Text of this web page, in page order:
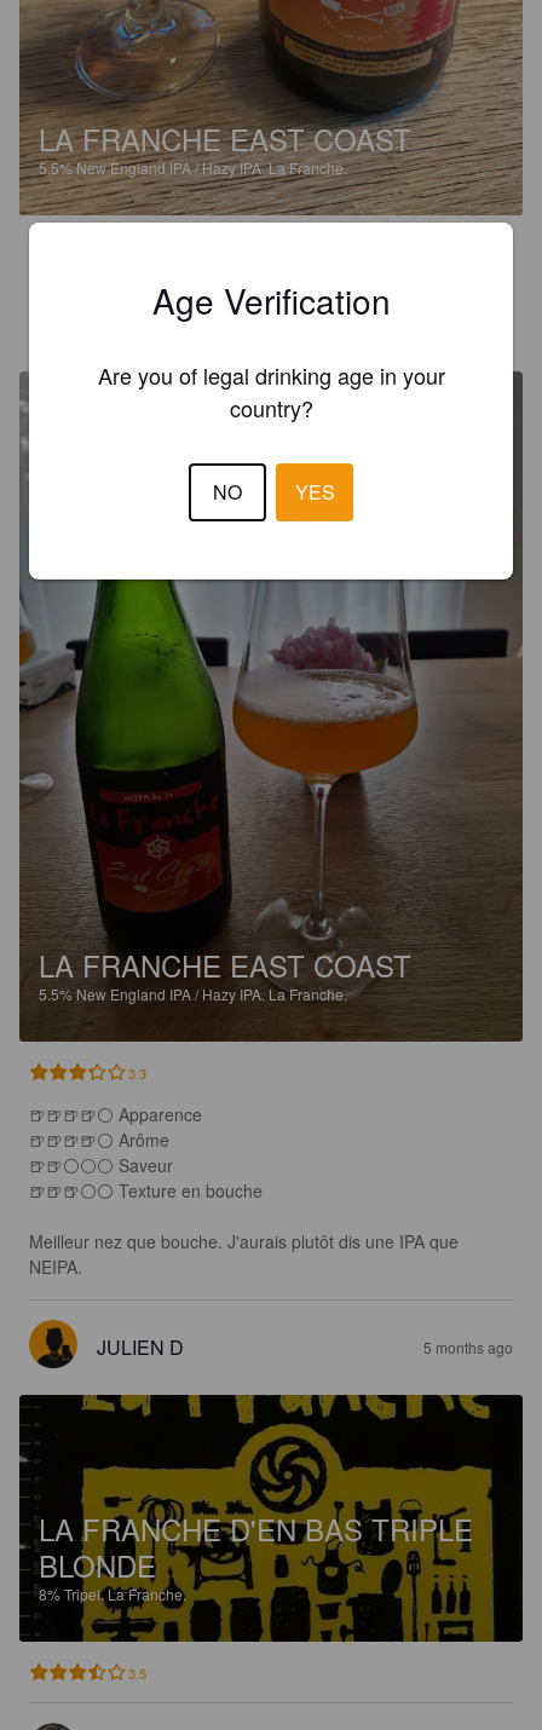
LA FRANCHE EAST COAST
5.5%New England IPA / Hazy IPA.La Franche.
THOMAS.VRC
LA FRANCHE EAST COAST
5.5% New England IPA / Hazy IPA. La Franche.
3.3
🍺🍺🍺🍺⚪ Apparence
🍺🍺🍺🍺⚪️ Arôme
🍺🍺⚪️⚪️⚪ Saveur
🍺🍺🍺⚪️⚪️ Texture en bouche
Meilleur nez que bouche. J'aurais plutôt dis une IPA que
NEIPA.
JULIEN D 5 months ago
LA FRANCHE D'EN BAS TRIPLE
BLONDE
8%Tripel.La Franche.
3.5
Age Verification
Are you of legal drinking age in your
country?
NO YES